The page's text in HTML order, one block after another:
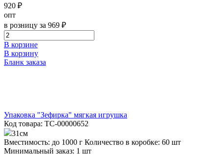
920 ₽
опт
в розницу за 969 ₽
В корзине
В корзину
Бланк заказа
Упаковка "Зефирка" мягкая игрушка
Код товара: ТС-00000652
31см
Вместимость: до 1000 г Количество в коробке: 60 шт
Минимальный заказ: 1 шт